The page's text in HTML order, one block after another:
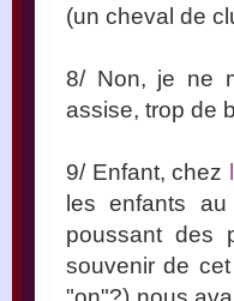
(un cheval de
8/ Non, je ne
assise, trop de
9/ Enfant, chez
les enfants
poussant des
souvenir de